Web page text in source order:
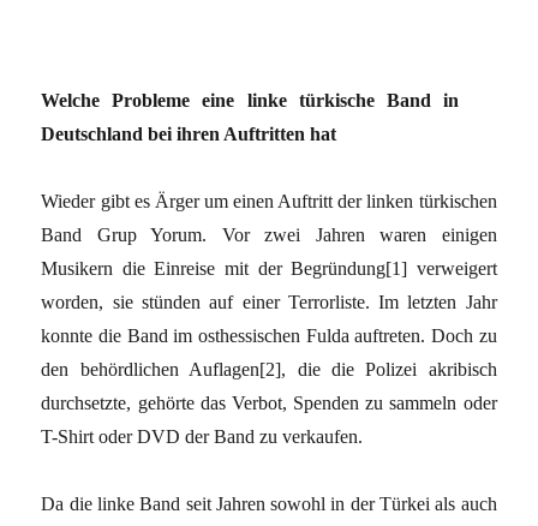
Welche Probleme eine linke türkische Band in
Deutschland bei ihren Auftritten hat
Wieder gibt es Ärger um einen Auftritt der linken türkischen
Band Grup Yorum. Vor zwei Jahren waren einigen
Musikern die Einreise mit der Begründung[1] verweigert
worden, sie stünden auf einer Terrorliste. Im letzten Jahr
konnte die Band im osthessischen Fulda auftreten. Doch zu
den behördlichen Auflagen[2], die die Polizei akribisch
durchsetzte, gehörte das Verbot, Spenden zu sammeln oder
T-Shirt oder DVD der Band zu verkaufen.
Da die linke Band seit Jahren sowohl in der Türkei als auch